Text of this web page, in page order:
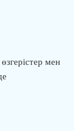
өзгерістер мен